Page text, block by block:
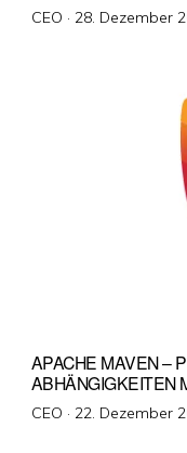
CEO · Veröffentlicht
28. Dezember
APACHE MAVEN –
ABHÄNGIGKEITEN
CEO · Veröffentlicht
22. Dezember